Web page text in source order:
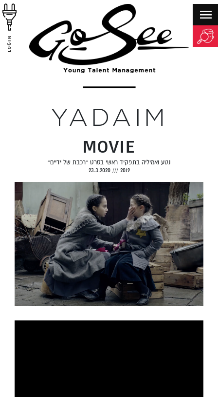
LOGIN
YADAIM
MOVIE
נטע ואמיליה בתפקיד ראשי בסרט ״רכבת של ידיים״
2019
///
23.3.2020